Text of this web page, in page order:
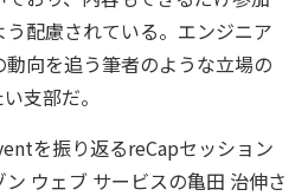
配慮されている。エンジニア
動向を追う筆者のような立場の
支部だ。
を振り返るreCapセッション
ウェブ サービスの亀田 治伸さ